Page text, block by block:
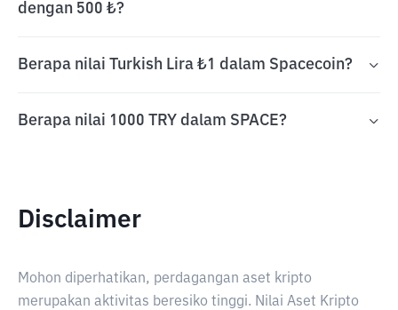
dengan 500 ₺?
Berapa nilai Turkish Lira ₺1 dalam Spacecoin?
Berapa nilai 1000 TRY dalam SPACE?
Disclaimer
Mohon diperhatikan, perdagangan aset kripto
merupakan aktivitas beresiko tinggi. Nilai Aset Kripto